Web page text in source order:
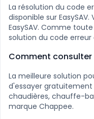
La résolution du code
disponible sur
EasySAV. Comme
solution du code erreur
Comment consulter
La meilleure solution
d'essayer gratuitement
chaudières, chauffe-
marque Chappee.